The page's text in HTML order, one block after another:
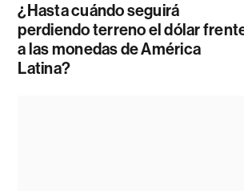
¿Hasta cuándo seguirá
perdiendo terreno el dólar
a las monedas de América
Latina?